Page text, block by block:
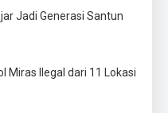
Jadi Generasi Santun
Miras Ilegal dari 11 Lokasi